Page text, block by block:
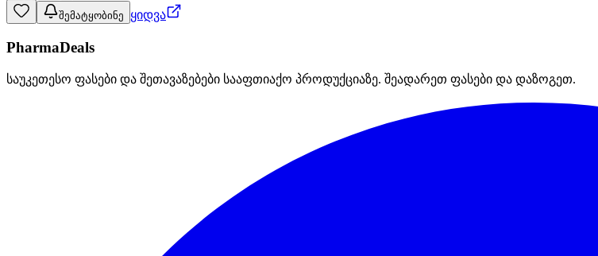
შემატყობინე ყიდვა
PharmaDeals
საუკეთესო ფასები და შეთავაზებები სააფთიაქო პროდუქციაზე. შეადარეთ ფასები და დაზოგეთ.